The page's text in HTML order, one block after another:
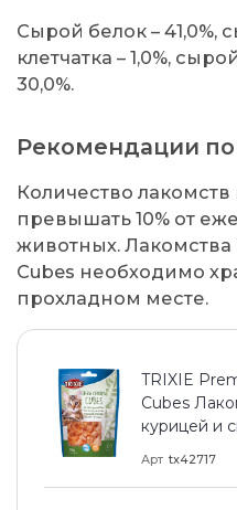
Сырой белок – 41,0%,
клетчатка – 1,0%,
30,0%.
Рекомендации
Количество
превышать 10% от
животных. Лакомства
Cubes необходимо
прохладном месте.
TRIXIE
Cubes
курицей и
Арт tx42717